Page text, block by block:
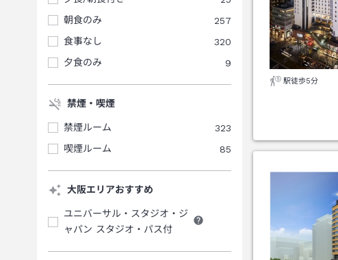
朝食のみ
257
食事なし
320
夕食のみ
9
禁煙・喫煙
禁煙ルーム
323
喫煙ルーム
85
大阪エリアおすすめ
ユニバーサル・スタジオ・ジ
ャパン スタジオ・パス付
駅徒歩5分